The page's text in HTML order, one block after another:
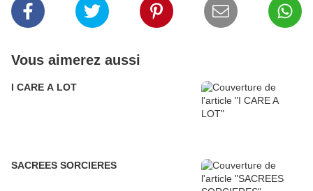
Vous aimerez aussi
I CARE A LOT
SACREES SORCIERES